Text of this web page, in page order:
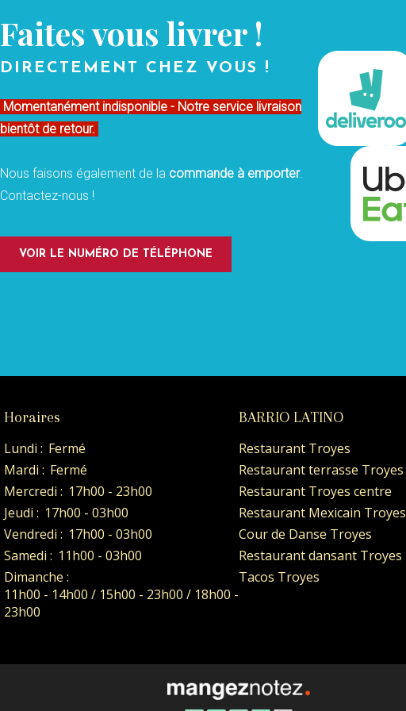
Faites vous livrer !
DIRECTEMENT CHEZ VOUS !
Momentanément indisponible - Notre service livraison
bientôt de retour.
Nous faisons également de la commande à emporter.
Contactez-nous !
VOIR LE NUMÉRO DE TÉLÉPHONE
Horaires
Lundi : Fermé
Mardi : Fermé
Mercredi : 17h00 - 23h00
Jeudi : 17h00 - 03h00
Vendredi : 17h00 - 03h00
Samedi : 11h00 - 03h00
Dimanche :
11h00 - 14h00 / 15h00 - 23h00 / 18h00 -
23h00
BARRIO LATINO
Restaurant Troyes
Restaurant terrasse Troyes
Restaurant Troyes centre
Restaurant Mexicain Troyes
Cour de Danse Troyes
Restaurant dansant Troyes
Tacos Troyes